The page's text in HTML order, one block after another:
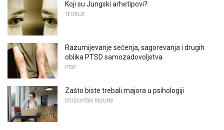
Koji su Jungski arhetipovi?
TEORIJE
Razumijevanje sečenja, sagorevanja i drugih
oblika PTSD samozadovoljstva
PTSP
Zašto biste trebali majora u psihologiji
STUDENTSKI RESURSI